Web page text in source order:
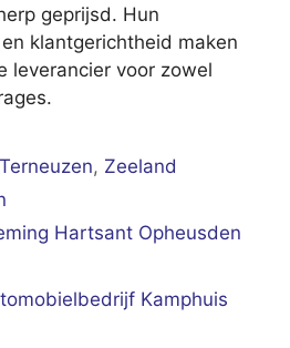
geprijsd. Hun
klantgerichtheid maken
leverancier voor zowel
Terneuzen, Zeeland
Hartsant Opheusden
Kamphuis